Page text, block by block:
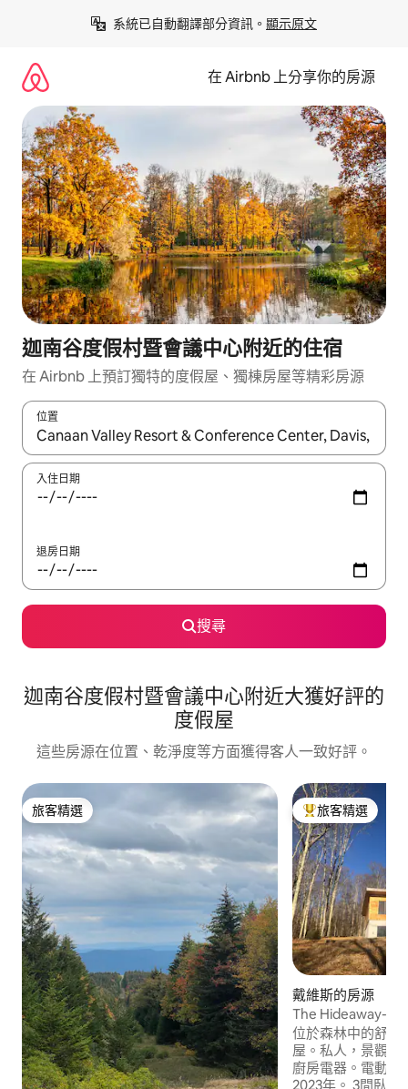
系統已自動翻譯部分資訊。 顯示原文
在 Airbnb 上分享你的房源
迦南谷度假村暨會議中心附近的住宿
在 Airbnb 上預訂獨特的度假屋、獨棟房屋等精彩房源
位置
如有搜尋結果，瀏覽內容時請使用上下箭頭，或輕點、滑動裝置。
入住日期
退房日期
搜尋
迦南谷度假村暨會議中心附近大獲好評的
度假屋
這些房源在位置、乾淨度等方面獲得客人一致好評。
旅客精選
旅客精選 旅客精選榜首
旅客精選
戴維斯的房源
The Hideaway- 令人驚嘆且寧靜的山間度
假屋
位於森林中的舒適
屋。私人，景觀非
廚房電器。電動車
2023年。 3間臥室（舒適的加大雙人床+標